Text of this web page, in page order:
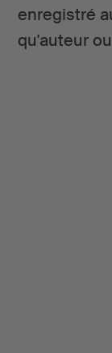
enregistré
qu'auteur